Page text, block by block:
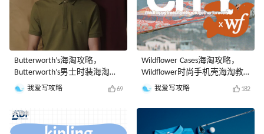
Butterworth’s海淘攻略，
Butterworth’s男士时装海淘教
程
我爱写攻略 69
Wildflower Cases海淘攻略，
Wildflower时尚手机壳海淘教
程
我爱写攻略 182